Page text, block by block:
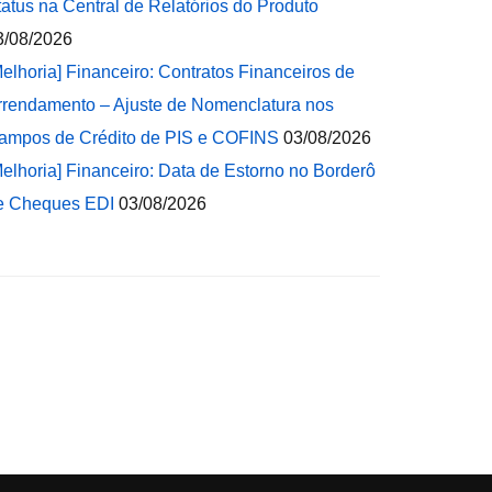
na Central de Relatórios do Produto
08/2026
Financeiro: Contratos Financeiros de
– Ajuste de Nomenclatura nos
de Crédito de PIS e COFINS 03/08/2026
Financeiro: Data de Estorno no Borderô
Cheques EDI 03/08/2026